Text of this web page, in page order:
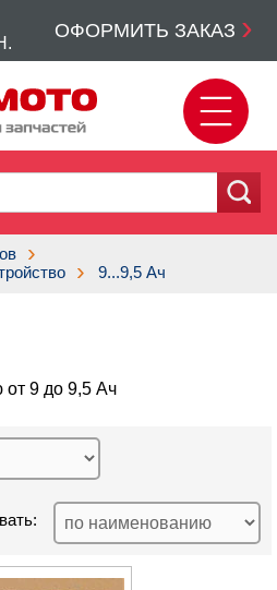
ОФОРМИТЬ ЗАКАЗ
9...9,5 Ач
от 9 до 9,5 Ач